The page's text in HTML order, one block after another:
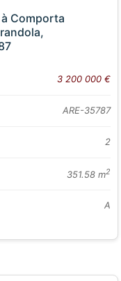
Comporta
3 200 000 €
ARE-35787
2
351.58 m2
A